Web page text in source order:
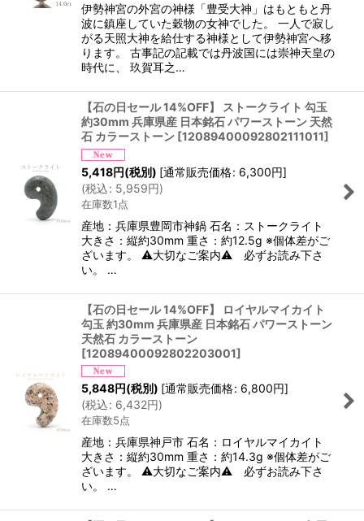
伊勢神宮の外宮の神様「豊受大神」はもともと丹
波に鎮座していた穀物の女神でした。 一人で寂し
がる天照大神を給仕する神様として伊勢神宮へ移
ります。 古事記の記載では丹波国には崇神天皇の
時代に、 玖賀耳之…
【石の日セール 14%OFF】 ストークライト 勾玉
約30mm 兵庫県産 日本銘石 パワーストーン 天然
石 カラーストーン [12089400092802111011]
5,418円(税別) [通常販売価格: 6,300円]
(税込: 5,959円)
在庫数1点
産地：兵庫県豊岡市神鍋 石名：ストークライト
大きさ：縦約30mm 重さ：約12.5g ※個体差がご
ざいます。 ⚠大切なご案内⚠ 必ずお読み下さ
い。 …
【石の日セール 14%OFF】 ロイヤルマイカイト
勾玉 約30mm 兵庫県産 日本銘石 パワーストーン
天然石 カラーストーン
[12089400092802203001]
5,848円(税別) [通常販売価格: 6,800円]
(税込: 6,432円)
在庫数5点
産地：兵庫県神戸市 石名：ロイヤルマイカイト
大きさ：縦約30mm 重さ：約14.3g ※個体差がご
ざいます。 ⚠大切なご案内⚠ 必ずお読み下さ
い。 …